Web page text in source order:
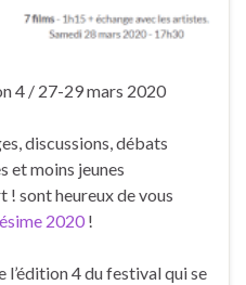
4 / 27-29 mars 2020
discussions, débats
et moins jeunes
! sont heureux de vous
2020 !
l’édition 4 du festival qui se